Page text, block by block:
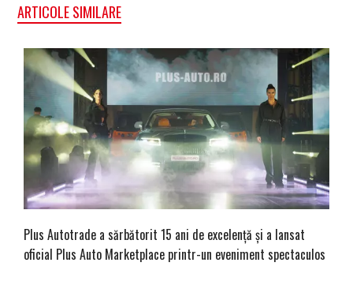
ARTICOLE SIMILARE
Plus Autotrade a sărbătorit 15 ani de excelență și a lansat
oficial Plus Auto Marketplace printr-un eveniment spectaculos